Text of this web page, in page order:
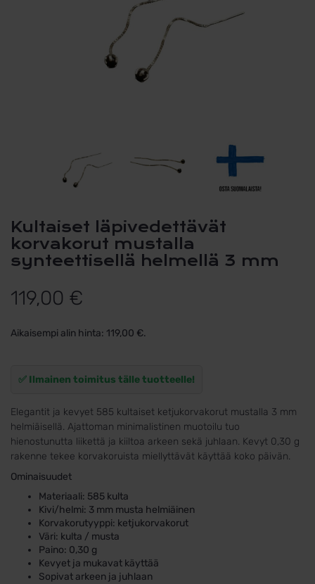
Kultaiset läpivedettävät
korvakorut mustalla
synteettisellä helmellä 3 mm
119,00 €
Aikaisempi alin hinta: 119,00 €.
✅ Ilmainen toimitus tälle tuotteelle!
Elegantit ja kevyet 585 kultaiset ketjukorvakorut mustalla 3 mm
helmiäisellä. Ajattoman minimalistinen muotoilu tuo
hienostunutta liikettä ja kiiltoa arkeen sekä juhlaan. Kevyt 0,30 g
rakenne tekee korvakoruista miellyttävät käyttää koko päivän.
Ominaisuudet
Materiaali: 585 kulta
Kivi/helmi: 3 mm musta helmiäinen
Korvakorutyyppi: ketjukorvakorut
Väri: kulta / musta
Paino: 0,30 g
Kevyet ja mukavat käyttää
Sopivat arkeen ja juhlaan